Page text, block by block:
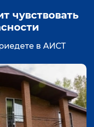
чувствовать
в АИСТ